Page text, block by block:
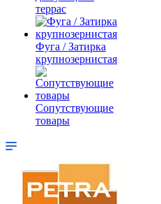
террас
Фуга / Затирка
крупнозернистая
Сопутствующие
товары